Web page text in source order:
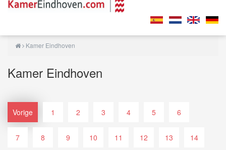
Kamer Eindhoven
Kamer Eindhoven
Vorige 1 2 3 4 5 6
7 8 9 10 11 12 13 14